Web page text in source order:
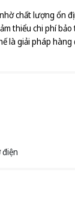
chất lượng ổn
thiểu chi phí
là giải pháp